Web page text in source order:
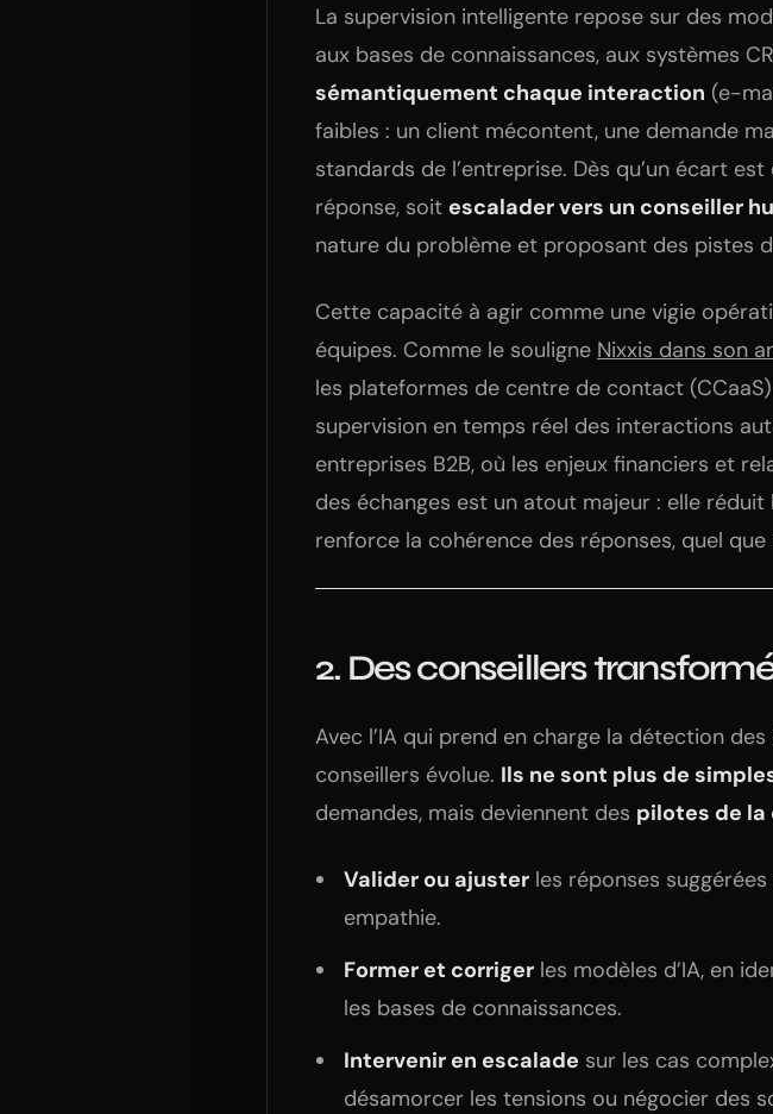
La supervision intelligente repose sur des
aux bases de connaissances, aux systèmes
sémantiquement chaque interaction (e-
faibles : un client mécontent, une demande
standards de l’entreprise. Dès qu’un écart
réponse, soit escalader vers un conseiller
nature du problème et proposant des pistes
Cette capacité à agir comme une vigie
équipes. Comme le souligne Nixxis dans son
les plateformes de centre de contact
supervision en temps réel des interactions
entreprises B2B, où les enjeux financiers et
des échanges est un atout majeur : elle
renforce la cohérence des réponses, quel
2. Des conseillers
Avec l’IA qui prend en charge la détection
conseillers évolue. Ils ne sont plus de
demandes, mais deviennent des pilotes de la
Valider ou ajuster les réponses
empathie.
Former et corriger les modèles d’IA, en
les bases de connaissances.
Intervenir en escalade sur les cas
désamorcer les tensions ou négocier des